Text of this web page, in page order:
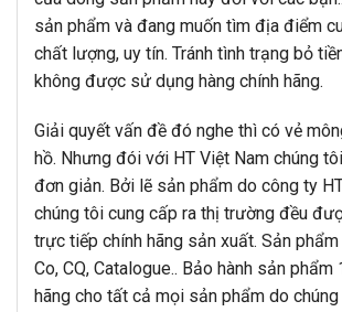
sản phẩm và đang muốn tìm địa điểm
chất lượng, uy tín. Tránh tình trạng bỏ
không được sử dụng hàng chính hãng.
Giải quyết vấn đề đó nghe thì có vẻ
hồ. Nhưng đói với HT Việt Nam chúng
đơn giản. Bởi lẽ sản phẩm do công ty
chúng tôi cung cấp ra thị trường đều
trực tiếp chính hãng sản xuất. Sản
Co, CQ, Catalogue.. Bảo hành sản phẩm
hãng cho tất cả mọi sản phẩm do